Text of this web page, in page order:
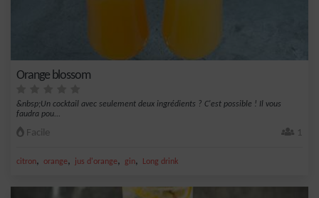
Orange blossom
&nbsp;Un cocktail avec seulement deux ingrédients ? C'est possible ! Il vous
faudra pou...
Facile 1
citron, orange, jus d'orange, gin, Long drink